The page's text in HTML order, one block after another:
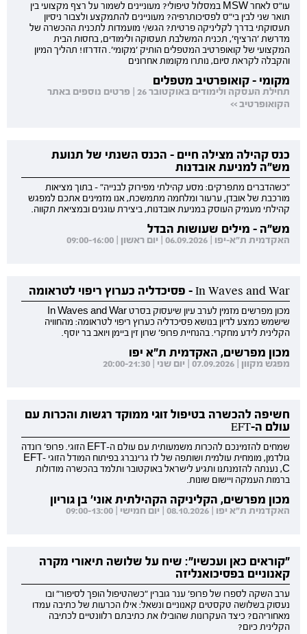
עו"ס לאחר MSW במסלול טיפולי? מעוניינים לשמור על רצף מקצועי בין
תואר שני לבין בי"ס לפסיכותרפיה? מעוניינים להתמקצע ולצבור ניסיון
תעסוקתי בדרך לקליניקה פרטית? הגש/י מועמדות לתכנית ההכשרה של
מדרשת 'הרציף', תכנית המשלבת תעסוקה ולימודים, בחסות הבית
המקצועי של קואופרטיב המטפלים הותיק 'מקומי'. הזדרזו! תהליך המיון
והקבלה לקראת סיום, נותרו מקומות אחרונים
מקומי - קואופרטיב מטפלים
תחילת העסקה ולימודים באוקטובר 26 | פרטים נוספים באתר
הקואופרטיב >>
כנס קהילה מצילה חיים - הכנס השנתי של תנועת
מש"ה למניעת אובדנות
"כשהדברים מתפרקים: מסע קהילתי מפירוק לבנייה" - בתוך מציאות
מורכבת של אובדן, ערעור ומלחמה מתמשכת, אנו מזמינים אתכם למפגש
קהילתי מעמיק העוסק במניעת אובדנות, ביצירת עוגנים ובמציאת תקווה.
מש"ה - מילים שעושות הבדל
האקדמית ת"א-יפו | 06.09.2026 | יום ראשון | 09:00-16:00
In Waves and War - פסיכדליה כערוץ ריפוי לטראומה
מכון מפרשים מזמין לערב עיון שיעסוק בסרט In Waves and War
שישמש כמצע לדיון בנושא פסיכדליה כערוץ ריפוי לטראומה: מהחוויה
הקלינית לידע מחקרי. בהנחיית פרופ' שרון זין ביימן ויואב בר יוסף.
מכון מפרשים, האקדמית ת"א יפו
מפגש מקוון | 07.09.2026 | יום שני | 20:00-21:30
חשיפה להכשרה בטיפול זוגי ממוקד רגשות והכרות עם
עולם ה-EFT
שמחים להזמינכם להכרות משמעותית עם עולם ה-EFT הזוגי. פרופ' רונדה
גולדמן, מומחית עולמית ושותפה של לז גרינברג בפיתוח המודל הזוגי EFT-
C, נענתה להזמנתנו ותגיע לישראל באוקטובר ותלמד בהכשרה מודולות
ברמות העמקה ויישום שונות.
מכון מפרשים, הקליניקה הקהילתית אוני' בן גוריון
האקדמית ת"א יפו | 08.10.2026 | יום חמישי | 09:00-13:00
"קוראים כאן ועכשיו": שיח על שלושה תיאורי מקרה
קאנוניים בפסיכואנליזה
ערב השקה לספרו של פרופ' ענר גוברין "כשהטיפול הופך לסיפור" ובו
נעסוק בשלושה טקסטים קאנוניים ונשאל: אילו הכרעות של כתיבה עמדו
מאחוריהם? כיצד העקרונות שהובילו את כתיבתם רלוונטיים לכתיבה
הקלינית כיום?